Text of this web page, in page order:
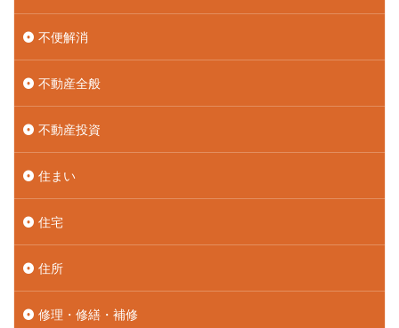
不便解消
不動産全般
不動産投資
住まい
住宅
住所
修理・修繕・補修